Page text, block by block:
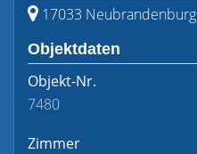
17033 Neubrandenburg
Objektdaten
Objekt-Nr.
7480
Zimmer